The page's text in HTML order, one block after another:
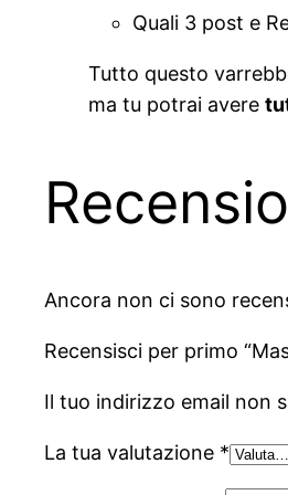
Quali 3 post e
Tutto questo
ma tu potrai avere
Ancora non ci sono
Recensisci per primo
Il tuo indirizzo email non
La tua valutazione *